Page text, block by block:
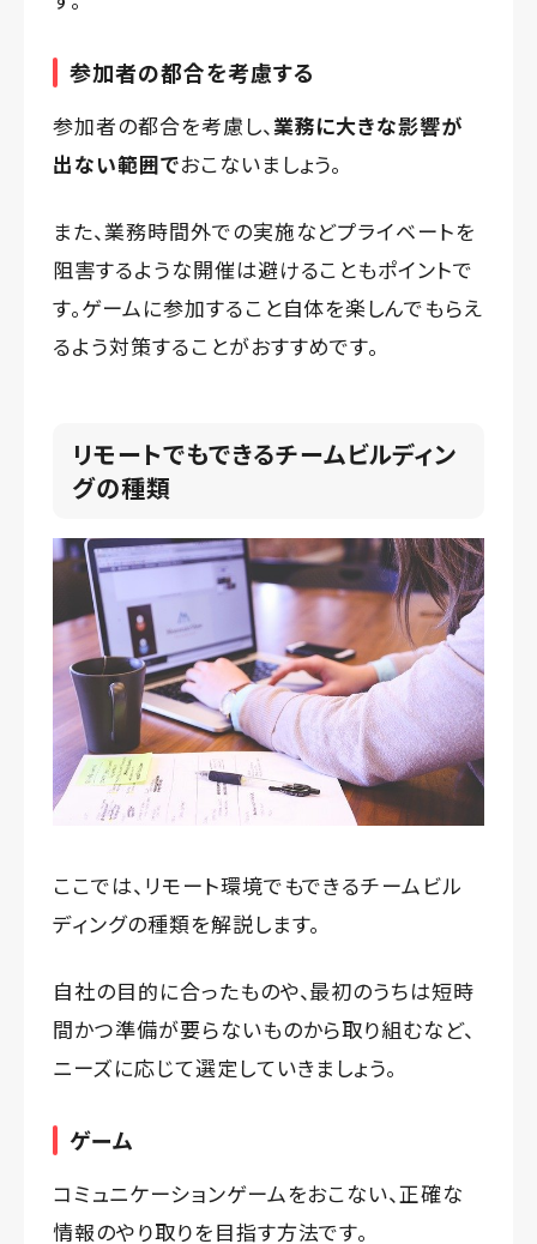
参加者の都合を考慮する
参加者の都合を考慮し、業務に大きな影響が
出ない範囲でおこないましょう。
また、業務時間外での実施などプライベートを
阻害するような開催は避けることもポイントで
す。ゲームに参加すること自体を楽しんでもらえ
るよう対策することがおすすめです。
リモートでもできるチームビルディン
グの種類
ここでは、リモート環境でもできるチームビル
ディングの種類を解説します。
自社の目的に合ったものや、最初のうちは短時
間かつ準備が要らないものから取り組むなど、
ニーズに応じて選定していきましょう。
ゲーム
コミュニケーションゲームをおこない、正確な
情報のやり取りを目指す方法です。